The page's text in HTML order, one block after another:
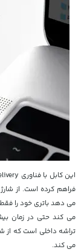
این کابل با فناوری Power Delivery
فراهم کرده است. از
می کند حتی در زمان
تراشه داخلی است که از
می کند.